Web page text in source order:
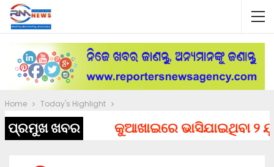
Home Today's Highlight
ପ୍ରମୁଖ ଖବର କୁଆଖାଇରେ ଭାସିଯାଇଥିବା ୨